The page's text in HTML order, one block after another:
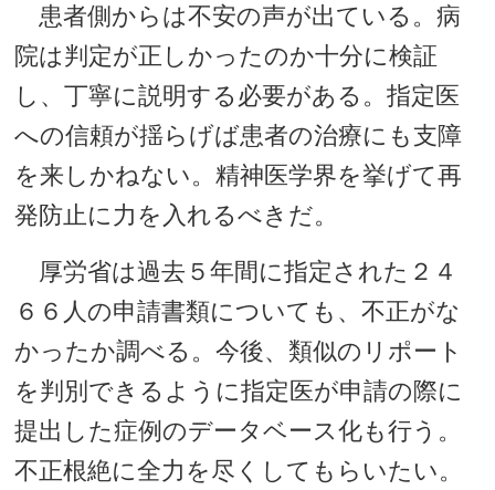
患者側からは不安の声が出ている。病
院は判定が正しかったのか十分に検証
し、丁寧に説明する必要がある。指定医
への信頼が揺らげば患者の治療にも支障
を来しかねない。精神医学界を挙げて再
発防止に力を入れるべきだ。
厚労省は過去５年間に指定された２４
６６人の申請書類についても、不正がな
かったか調べる。今後、類似のリポート
を判別できるように指定医が申請の際に
提出した症例のデータベース化も行う。
不正根絶に全力を尽くしてもらいたい。